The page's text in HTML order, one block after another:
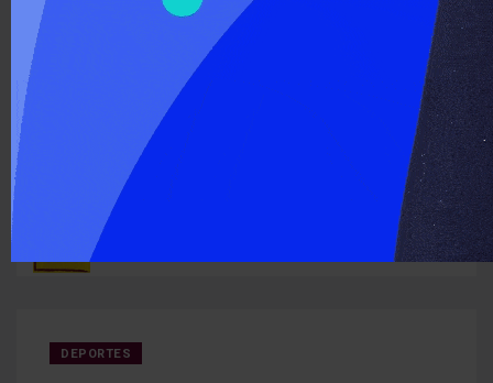
ÚLTIMO MOMENTO :
los
El Senado aprobó la Ley de Propiedad Privada y el Gobierno
debió ceder modificaciones a la Ley de Manejo de Fuego
›
DEPORTES